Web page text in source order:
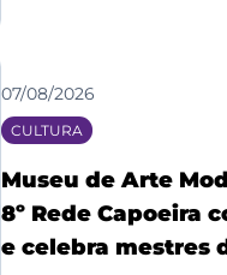
07/08/2026
CULTURA
Museu de Arte
8º Rede Capoeira
e celebra mestres